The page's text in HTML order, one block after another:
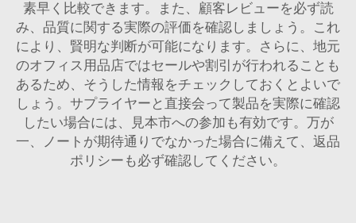
素早く比較できます。また、顧客レビューを必ず読
み、品質に関する実際の評価を確認しましょう。これ
により、賢明な判断が可能になります。さらに、地元
のオフィス用品店ではセールや割引が行われることも
あるため、そうした情報をチェックしておくとよいで
しょう。サプライヤーと直接会って製品を実際に確認
したい場合には、見本市への参加も有効です。万が
一、ノートが期待通りでなかった場合に備えて、返品
ポリシーも必ず確認してください。